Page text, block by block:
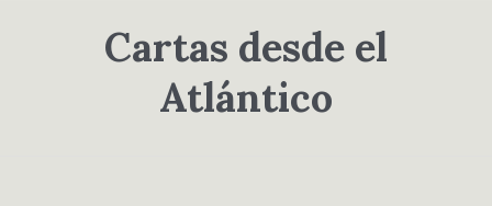
Cartas desde el
Atlántico